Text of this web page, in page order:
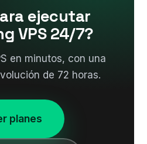
ejecutar
VPS 24/7?
en minutos, con una
de 72 horas.
planes